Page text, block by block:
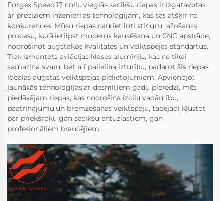
Forgex Speed 17 collu vieglās sacīkšu riepas ir izgatavotas
ar precīziem inženierijas tehnoloģijām, kas tās atšķir no
konkurences. Mūsu riepas cauriet ļoti stingru ražošanas
procesu, kurā ietilpst moderna kausēšana un CNC apstrāde,
nodrošinot augstākos kvalitātes un veiktspējas standartus.
Tiek izmantots aviācijas klases alumīnijs, kas ne tikai
samazina svaru, bet arī palielina izturību, padarot šīs riepas
ideālas augstas veiktspējas pielietojumiem. Apvienojot
jaunākās tehnoloģijas ar desmitiem gadu pieredzi, mēs
piedāvājam riepas, kas nodrošina izcilu vadāmību,
paātrinājumu un bremzēšanas veiktspēju, tādējādi kļūstot
par priekšroku gan sacīkšu entuziastiem, gan
profesionāliem braucējiem.